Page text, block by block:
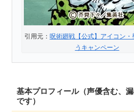
引用元： 呪術廻戦【公式】アイコン
うキャンペーン
基本プロフィール（声優含む、
です）